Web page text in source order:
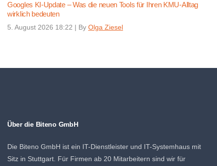
Googles KI-Update – Was die neuen Tools für Ihren KMU-Alltag
wirklich bedeuten
5. August 2026 18:22 | By Olga Ziesel
Über die Biteno GmbH
Die Biteno GmbH ist ein IT-Dienstleister und IT-Systemhaus mit
Sitz in Stuttgart. Für Firmen ab 20 Mitarbeitern sind wir für